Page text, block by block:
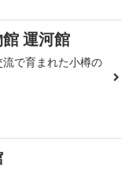
運河館
で育まれた小樽の